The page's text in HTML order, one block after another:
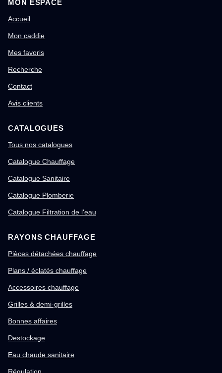
MON ESPACE
Accueil
Mon caddie
Mes favoris
Recherche
Contact
Avis clients
CATALOGUES
Tous nos catalogues
Catalogue Chauffage
Catalogue Sanitaire
Catalogue Plomberie
Catalogue Filtration de l'eau
RAYONS CHAUFFAGE
Pièces détachées chauffage
Plans / éclatés chauffage
Accessoires chauffage
Grilles & demi-grilles
Bonnes affaires
Destockage
Eau chaude sanitaire